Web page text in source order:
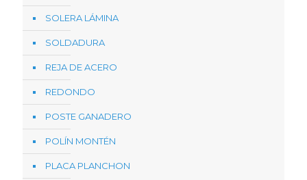
SOLERA LÁMINA
SOLDADURA
REJA DE ACERO
REDONDO
POSTE GANADERO
POLÍN MONTÉN
PLACA PLANCHON